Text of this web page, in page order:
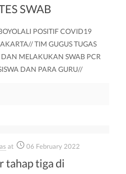
SWAB
POSITIF COVID19
TIM GUGUS TUGAS
MELAKUKAN SWAB PCR
DAN PARA GURU//
at 06 February 2022
tahap tiga di